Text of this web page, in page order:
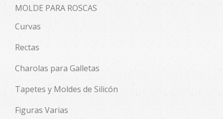
MOLDE PARA ROSCAS
Curvas
Rectas
Charolas para Galletas
Tapetes y Moldes de Silicón
Figuras Varias